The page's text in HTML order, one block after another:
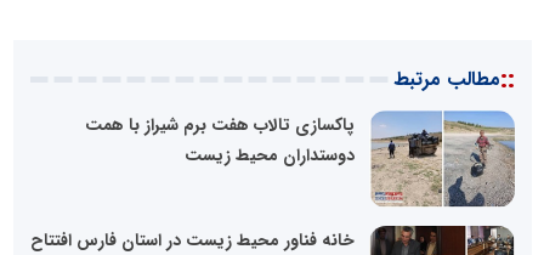
::مطالب مرتبط
پاکسازی تالاب هفت برم شیراز با همت
دوستداران محیط زیست
خانه فناور محیط زیست در استان فارس افتتاح